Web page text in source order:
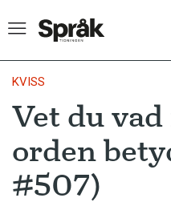
Hem
Artiklar
Krönikor
KVISS
Vet du
orden
#507)